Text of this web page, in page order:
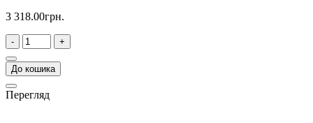
3 318.00грн.
- +
До кошика
Перегляд